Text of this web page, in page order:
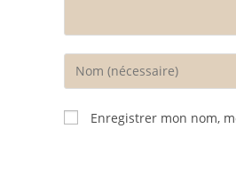
Enter
your
name
or
Enregistrer mon nom,